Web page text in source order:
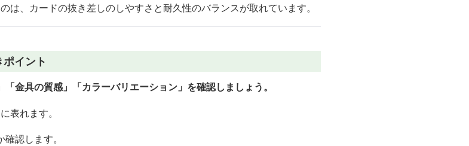
、カードの抜き差しのしやすさと耐久性のバランスが取れています。
イント
金具の質感」「カラーバリエーション」を確認しましょう。
表れます。
認します。